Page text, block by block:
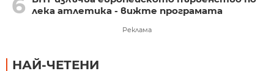
6 лека атлетика - вижте програмата
Реклама
НАЙ-ЧЕТЕНИ